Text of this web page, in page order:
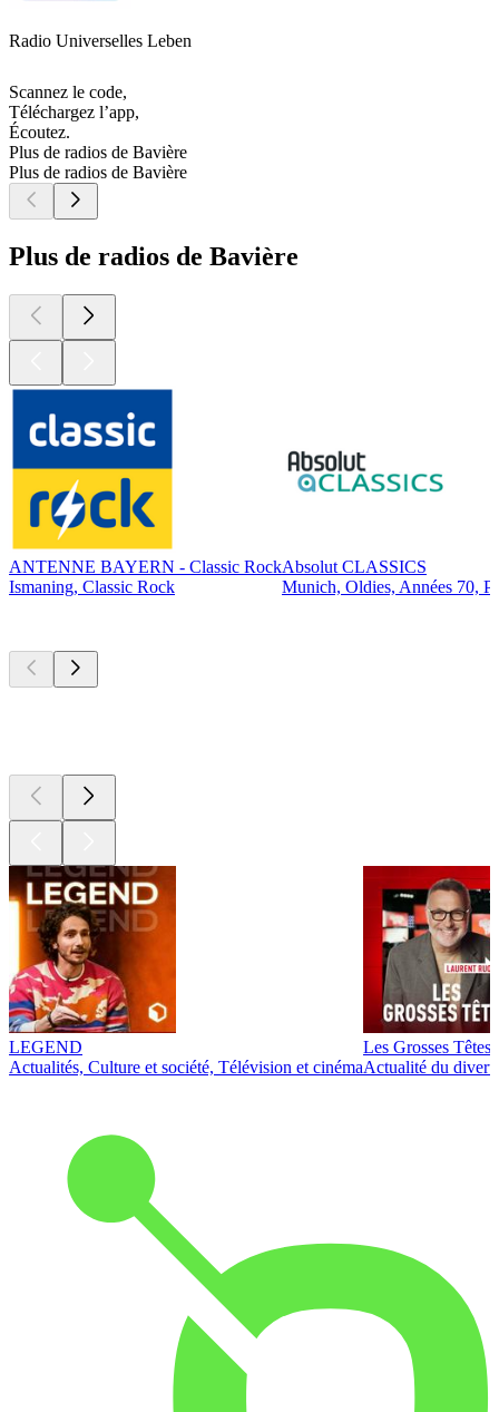
Radio Universelles Leben
Scannez le code,
Téléchargez l’app,
Écoutez.
Plus de radios de Bavière
Plus de radios de Bavière
Plus de radios de Bavière
ANTENNE BAYERN - Classic Rock
Ismaning, Classic Rock
Absolut CLASSICS
Munich, Oldies, Années 70,
LEGEND
Actualités, Culture et société, Télévision et cinéma
Les Grosses Têtes
Actualité du